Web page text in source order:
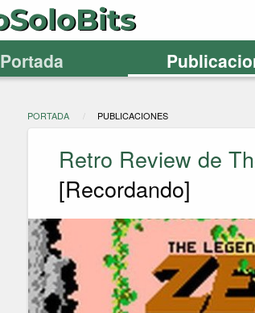
Portada
PORTADA PUBLICACIONES
Retro Review de
[Recordando]